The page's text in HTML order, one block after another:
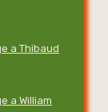
a Thibaud
a William